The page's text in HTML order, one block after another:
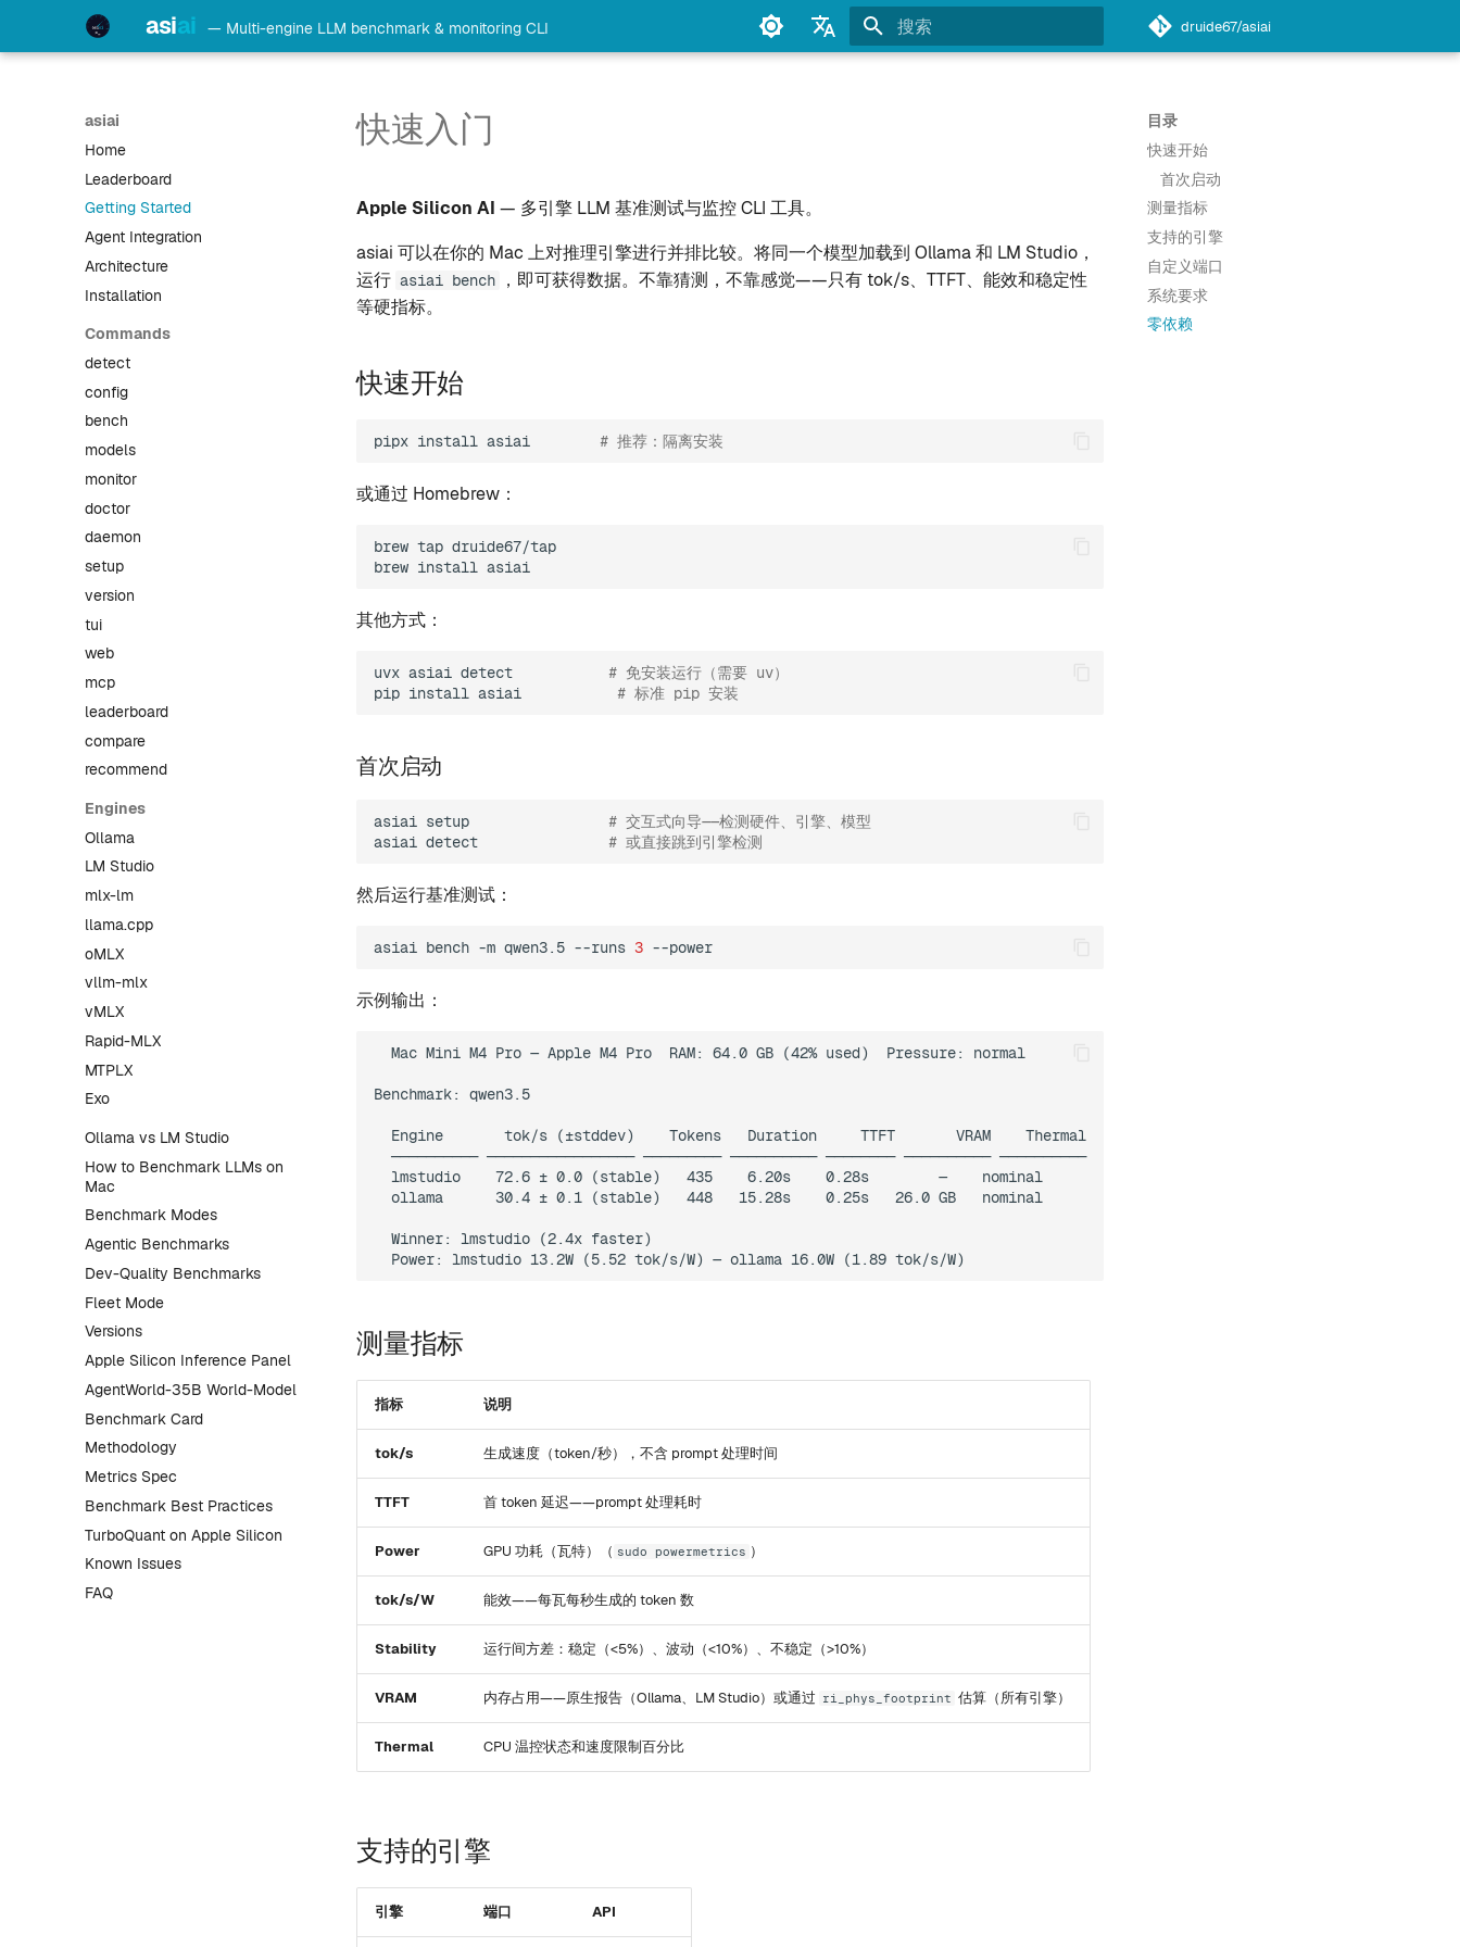
asiai — Multi-engine LLM benchmark & monitoring CLI
Español
Português
druide67/asiai
asiai
Home
Leaderboard
Getting Started
Agent Integration
Architecture
Installation
Commands
detect
config
bench
models
monitor
doctor
daemon
setup
version
tui
web
mcp
leaderboard
compare
recommend
Engines
Ollama
LM Studio
mlx-lm
llama.cpp
oMLX
vllm-mlx
vMLX
Rapid-MLX
MTPLX
Exo
Ollama vs LM Studio
How to Benchmark LLMs on
Mac
Benchmark Modes
Agentic Benchmarks
Dev-Quality Benchmarks
Fleet Mode
Versions
Apple Silicon Inference Panel
AgentWorld-35B World-Model
Benchmark Card
Methodology
Metrics Spec
Benchmark Best Practices
TurboQuant on Apple Silicon
Known Issues
FAQ
目录
快速开始
首次启动
测量指标
支持的引擎
自定义端口
系统要求
零依赖
快速入门
Apple Silicon AI — 多引擎 LLM 基准测试与监控 CLI 工具。
asiai 可以在你的 Mac 上对推理引擎进行并排比较。将同一个模型加载到 Ollama 和 LM Studio，
运行 asiai bench
，即可获得数据。不靠猜测，不靠感觉——只有 tok/s、TTFT、能效和稳定性
等硬指标。
快速开始
pipx install asiai # 推荐：隔离安装
或通过 Homebrew：
brew tap druide67/tap
brew install
其他方式：
uvx asiai detect
# 免安装运行（需要 uv）
pip install asiai # 标准 pip 安装
首次启动
asiai setup
# 交互式向导——检测硬件、引擎、模型
asiai detect # 或直接跳到引擎检测
然后运行基准测试：
asiai bench -m qwen3.5 --runs 3
示例输出：
  Mac Mini M4 Pro — Apple M4 Pro  RAM: 64.0 GB (42% used)  Pressure: normal
Benchmark: qwen3.5
  Engine       tok/s (±stddev)    Tokens   Duration     TTFT       VRAM    Thermal
  ────────── ───────────────── ───────── ────────── ──────── ────────── ──────────
  lmstudio    72.6 ± 0.0 (stable)   435    6.20s    0.28s        —    nominal
  ollama      30.4 ± 0.1 (stable)   448   15.28s    0.25s   26.0 GB   nominal
  Winner: lmstudio (2.4x faster)
测量指标
指标 说明
tok/s 生成速度（token/秒），不含 prompt 处理时间
TTFT 首 token 延迟——prompt 处理耗时
Power GPU 功耗（瓦特）（ sudo powermetrics ）
tok/s/W 能效——每瓦每秒生成的 token 数
Stability 运行间方差：稳定（<5%）、波动（<10%）、不稳定（>10%）
VRAM 内存占用——原生报告（Ollama、LM Studio）或通过 ri_phys_footprint 估算（所有引擎）
Thermal CPU 温控状态和速度限制百分比
支持的引擎
引擎 端口 API